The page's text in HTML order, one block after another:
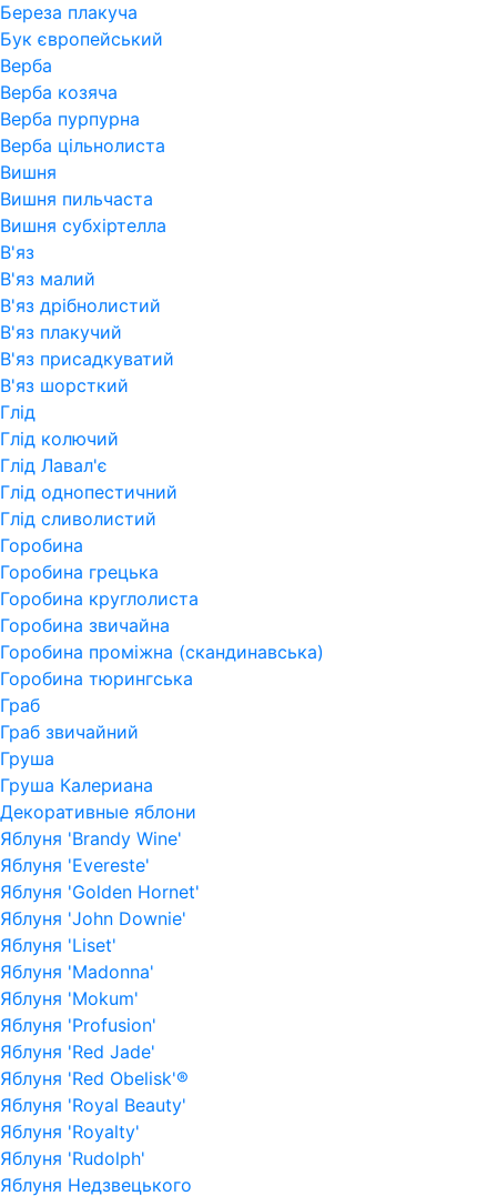
Береза плакуча
Бук європейський
Верба
Верба козяча
Верба пурпурна
Верба цільнолиста
Вишня
Вишня пильчаста
Вишня субхіртелла
В'яз
В'яз малий
В'яз дрібнолистий
В'яз плакучий
В'яз присадкуватий
В'яз шорсткий
Глід
Глід колючий
Глід Лавал'є
Глід однопестичний
Глід сливолистий
Горобина
Горобина грецька
Горобина круглолиста
Горобина звичайна
Горобина проміжна (скандинавська)
Горобина тюрингська
Граб
Граб звичайний
Груша
Груша Калериана
Декоративные яблони
Яблуня 'Brandy Wine'
Яблуня 'Evereste'
Яблуня 'Golden Hornet'
Яблуня 'John Downie'
Яблуня 'Liset'
Яблуня 'Madonna'
Яблуня 'Mokum'
Яблуня 'Profusion'
Яблуня 'Red Jade'
Яблуня 'Red Obelisk'®
Яблуня 'Royal Beauty'
Яблуня 'Royalty'
Яблуня 'Rudolph'
Яблуня Недзвецького